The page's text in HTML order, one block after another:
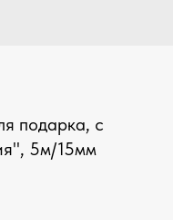
подарка, с
5м/15мм